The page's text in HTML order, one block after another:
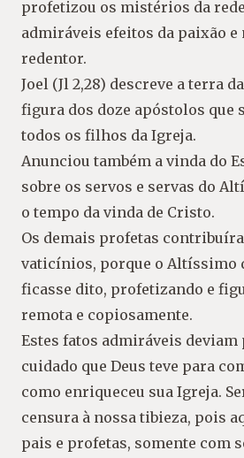
profetizou os mistérios da
admiráveis efeitos da paixão e
redentor.
Joel (Jl 2,28) descreve a terra
figura dos doze apóstolos que
todos os filhos da Igreja.
Anunciou também a vinda do
sobre os servos e servas do
o tempo da vinda de Cristo.
Os demais profetas
vaticínios, porque o Altíssimo
ficasse dito, profetizando e
remota e copiosamente.
Estes fatos admiráveis deviam
cuidado que Deus teve para
como enriqueceu sua Igreja.
censura à nossa tibieza, pois
pais e profetas, somente com